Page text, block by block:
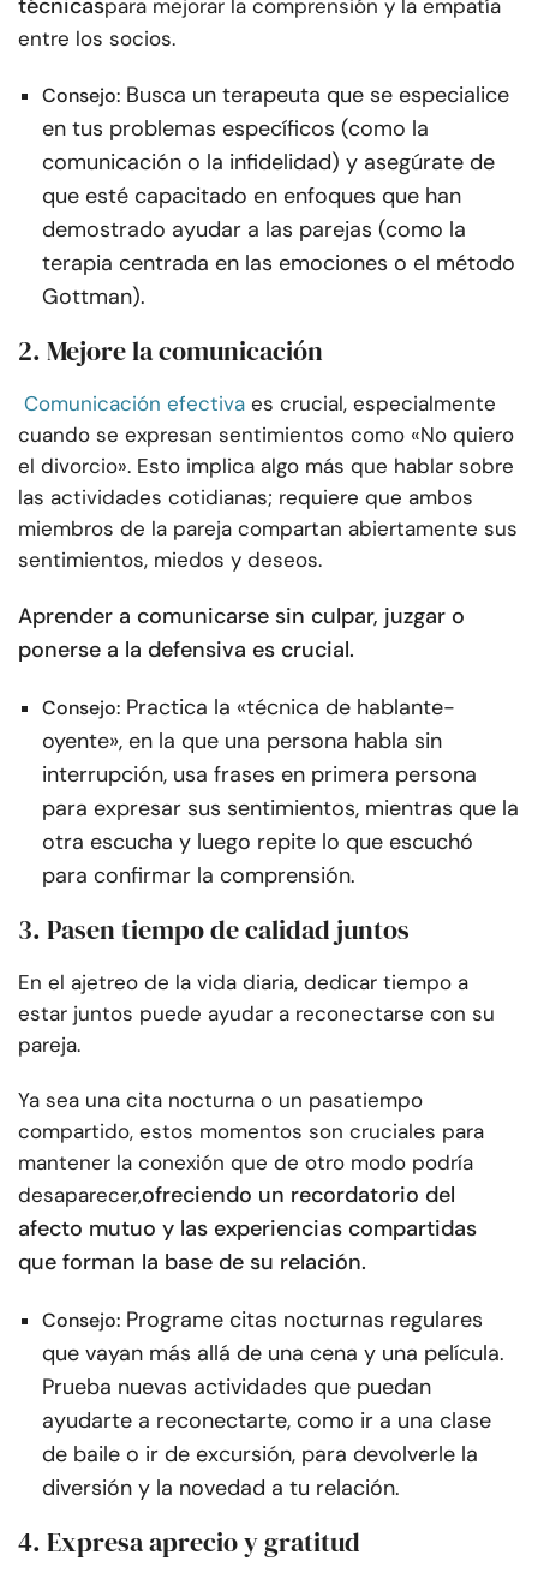
técnicaspara mejorar la comprensión y la empatía
entre los socios.
Consejo: Busca un terapeuta que se especialice
en tus problemas específicos (como la
comunicación o la infidelidad) y asegúrate de
que esté capacitado en enfoques que han
demostrado ayudar a las parejas (como la
terapia centrada en las emociones o el método
Gottman).
2. Mejore la comunicación
Comunicación efectiva es crucial, especialmente
cuando se expresan sentimientos como «No quiero
el divorcio». Esto implica algo más que hablar sobre
las actividades cotidianas; requiere que ambos
miembros de la pareja compartan abiertamente sus
sentimientos, miedos y deseos.
Aprender a comunicarse sin culpar, juzgar o
ponerse a la defensiva es crucial.
Consejo: Practica la «técnica de hablante-
oyente», en la que una persona habla sin
interrupción, usa frases en primera persona
para expresar sus sentimientos, mientras que la
otra escucha y luego repite lo que escuchó
para confirmar la comprensión.
3. Pasen tiempo de calidad juntos
En el ajetreo de la vida diaria, dedicar tiempo a
estar juntos puede ayudar a reconectarse con su
pareja.
Ya sea una cita nocturna o un pasatiempo
compartido, estos momentos son cruciales para
mantener la conexión que de otro modo podría
desaparecer,ofreciendo un recordatorio del
afecto mutuo y las experiencias compartidas
que forman la base de su relación.
Consejo: Programe citas nocturnas regulares
que vayan más allá de una cena y una película.
Prueba nuevas actividades que puedan
ayudarte a reconectarte, como ir a una clase
de baile o ir de excursión, para devolverle la
diversión y la novedad a tu relación.
4. Expresa aprecio y gratitud